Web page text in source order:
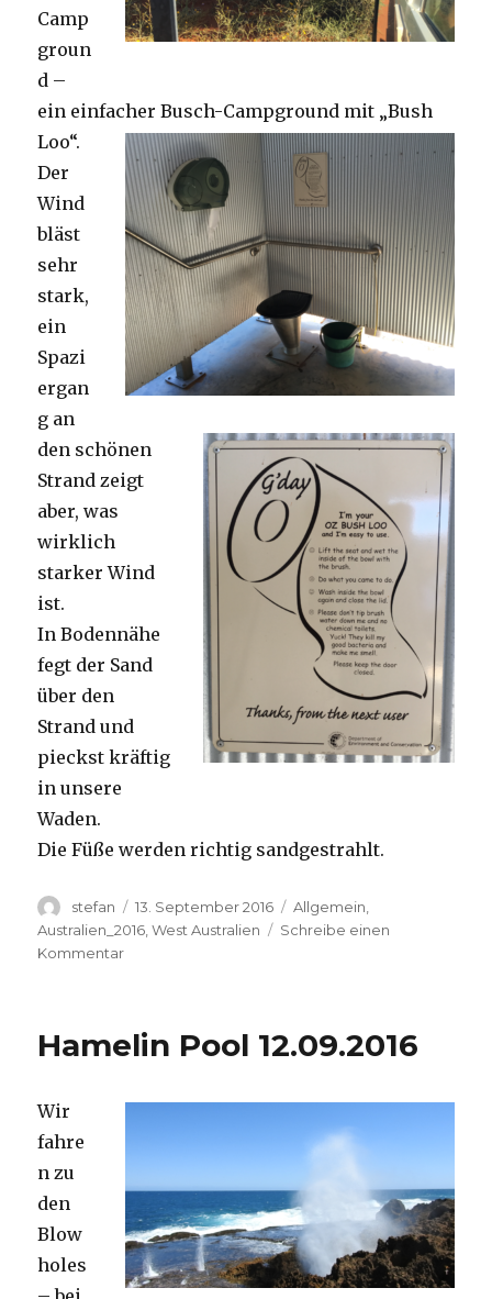
Camp
groun
d –
ein einfacher Busch-Campground mit „Bush
Loo“.
Der
Wind
bläst
sehr
stark,
ein
Spazi
ergan
g an
den schönen
Strand zeigt
aber, was
wirklich
starker Wind
ist.
In Bodennähe
fegt der Sand
über den
Strand und
pieckst kräftig
in unsere
Waden.
Die Füße werden richtig sandgestrahlt.
Autor
stefan
Veröffentlicht
am
13. September 2016 Kategorien
Allgemein
Australien_2016 ,West Australien
Schreibe einen
Kommentarzu
Hamelin Pool 12.09.2016
Wir
fahre
n zu
den
Blow
holes